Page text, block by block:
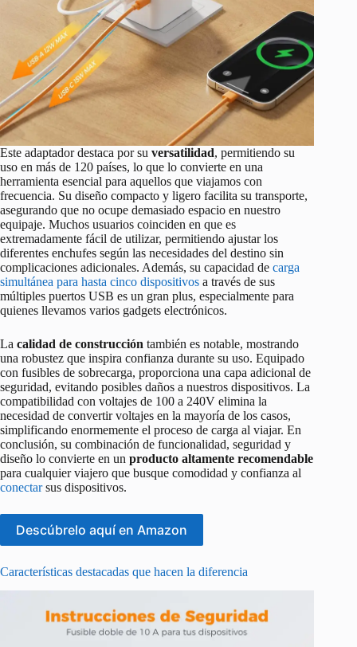
Este adaptador destaca por su versatilidad, permitiendo su
uso en más de 120 países, lo que lo convierte en una
herramienta esencial para aquellos que viajamos con
frecuencia. Su diseño compacto y ligero facilita su transporte,
asegurando que no ocupe demasiado espacio en nuestro
equipaje. Muchos usuarios coinciden en que es
extremadamente fácil de utilizar, permitiendo ajustar los
diferentes enchufes según las necesidades del destino sin
complicaciones adicionales. Además, su capacidad de carga
simultánea para hasta cinco dispositivos a través de sus
múltiples puertos USB es un gran plus, especialmente para
quienes llevamos varios gadgets electrónicos.
La calidad de construcción también es notable, mostrando
una robustez que inspira confianza durante su uso. Equipado
con fusibles de sobrecarga, proporciona una capa adicional de
seguridad, evitando posibles daños a nuestros dispositivos. La
compatibilidad con voltajes de 100 a 240V elimina la
necesidad de convertir voltajes en la mayoría de los casos,
simplificando enormemente el proceso de carga al viajar. En
conclusión, su combinación de funcionalidad, seguridad y
diseño lo convierte en un producto altamente recomendable
para cualquier viajero que busque comodidad y confianza al
conectarsus dispositivos.
Descúbrelo aquí en Amazon
Características destacadas que hacen la diferencia